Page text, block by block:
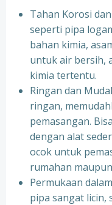
Tahan Korosi
seperti pipa
bahan kimia,
untuk air bersih,
kimia tertentu.
Ringan dan
ringan,
pemasangan.
dengan alat
ocok untuk
rumahan
Permukaan
pipa sangat licin,